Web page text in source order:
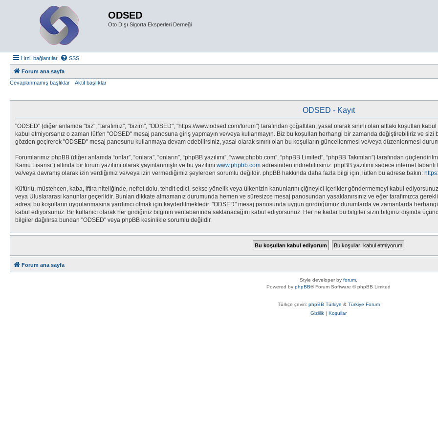
ODSED
Oto Dışı Sigorta Eksperleri Derneği
Hızlı bağlantılar SSS
Forum ana sayfa
Cevaplanmamış başlıklar
Aktif başlıklar
ODSED - Kayıt
"ODSED" (diğer anlamda "biz", "tarafımız", "bizim", "ODSED", "https://www.odsed.com/forum") tarafından çoğaltılan, yasal olarak sınırlı olan alttaki koşulları
kabul etmiyorsanız o zaman lütfen "ODSED" mesaj panosuna giriş yapmayın ve/veya kullanmayın. Biz bu koşulları herhangi bir zamanda değiştirebiliriz ve
gözden geçirerek "ODSED" mesaj panosunu kullanmaya devam edebilirsiniz, yasal olarak sınırlı olan bu koşulların güncellenmesi ve/veya düzenlenmesi
Forumlarımız phpBB (diğer anlamda “onlar”, “onlara”, “onların”, “phpBB yazılımı”, “www.phpbb.com”, “phpBB Limited”, “phpBB Takımları”) tarafından
Kamu Lisansı”) altında bir forum yazılımı olarak yayınlanmıştır ve bu yazılımı www.phpbb.com adresinden indirebilirsiniz. phpBB yazılımı sadece internet
ve/veya davranış olarak izin verdiğimiz ve/veya izin vermediğimiz şeylerden sorumlu değildir. phpBB hakkında daha fazla bilgi için, lütfen bu adrese bakın:
Küfürlü, müstehcen, kaba, iftira niteliğinde, nefret dolu, tehdit edici, sekse yönelik veya ülkenizin kanunlarını çiğneyici içerikler göndermemeyi kabul
veya Uluslararası kanunlar geçerlidir. Bunları dikkate almamanız durumunda hemen ve süresizce mesaj panosundan yasaklanırsınız ve eğer tarafımızca
adresi bu koşulların uygulanmasına yardımcı olmak için kaydedilmektedir. "ODSED" mesaj panosunda uygun gördüğümüz durumlarda ve zamanlarda herhangi
kabul ediyorsunuz. Bir kullanıcı olarak her girdiğiniz bilginin veritabanında saklanacağını kabul ediyorsunuz. Her ne kadar bu bilgiler sizin bilginiz dışında
bilgiler dağılırsa bundan "ODSED" veya phpBB kesinlikle sorumlu değildir.
Forum ana sayfa
Style developer by forum
Powered by phpBB® Forum Software © phpBB Limited
Türkçe çeviri: phpBB Türkiye & Türkiye Forum
Gizlilik | Koşullar